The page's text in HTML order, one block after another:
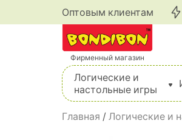
Оптовым клиентам
Фирменный магазин
Логические и
настольные игры
Главная / Логические и